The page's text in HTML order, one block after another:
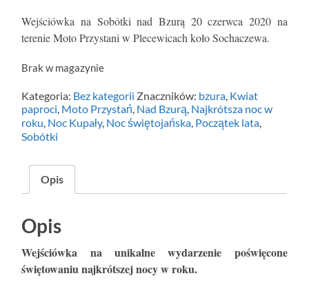
Wejściówka na Sobótki nad Bzurą 20 czerwca 2020 na
terenie Moto Przystani w Plecewicach koło Sochaczewa.
Brak w magazynie
Kategoria: Bez kategorii Znaczników: bzura, Kwiat
paproci, Moto Przystań, Nad Bzurą, Najkrótsza noc w
roku, Noc Kupały, Noc świętojańska, Początek lata,
Sobótki
Opis
Opis
Wejściówka na unikalne wydarzenie poświęcone
świętowaniu najkrótszej nocy w roku.